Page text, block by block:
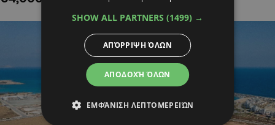
SHOW ALL PARTNERS (1499) →
ΑΠΟΔΟΧΉ ΌΛΩΝ
ΑΠΌΡΡΙΨΗ ΌΛΩΝ
ΕΜΦΆΝΙΣΗ ΛΕΠΤΟΜΕΡΕΙΏΝ